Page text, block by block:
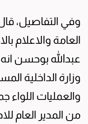
وفي التفاصيل،
العامة والاعلام
عبدالله بوحسن
وزارة الداخلية
والعمليات اللواء
من المدير العام